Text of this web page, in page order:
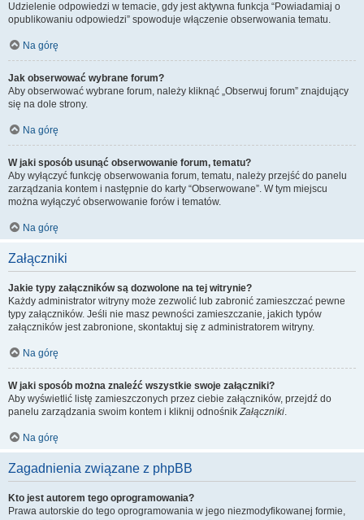
Udzielenie odpowiedzi w temacie, gdy jest aktywna funkcja “Powiadamiaj o
opublikowaniu odpowiedzi” spowoduje włączenie obserwowania tematu.
Na górę
Jak obserwować wybrane forum?
Aby obserwować wybrane forum, należy kliknąć „Obserwuj forum” znajdujący
się na dole strony.
Na górę
W jaki sposób usunąć obserwowanie forum, tematu?
Aby wyłączyć funkcję obserwowania forum, tematu, należy przejść do panelu
zarządzania kontem i następnie do karty “Obserwowane”. W tym miejscu
można wyłączyć obserwowanie forów i tematów.
Na górę
Załączniki
Jakie typy załączników są dozwolone na tej witrynie?
Każdy administrator witryny może zezwolić lub zabronić zamieszczać pewne
typy załączników. Jeśli nie masz pewności zamieszczanie, jakich typów
załączników jest zabronione, skontaktuj się z administratorem witryny.
Na górę
W jaki sposób można znaleźć wszystkie swoje załączniki?
Aby wyświetlić listę zamieszczonych przez ciebie załączników, przejdź do
panelu zarządzania swoim kontem i kliknij odnośnikZałączniki.
Na górę
Zagadnienia związane z phpBB
Kto jest autorem tego oprogramowania?
Prawa autorskie do tego oprogramowania w jego niezmodyfikowanej formie,